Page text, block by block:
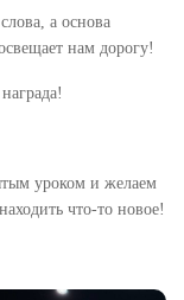
а основа
нам дорогу!
уроком и желаем
что-то новое!